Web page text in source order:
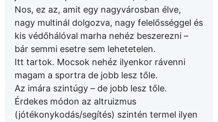
Nos, ez az, amit egy nagyvárosban élve,
nagy multinál dolgozva, nagy felelősséggel és
kis védőhálóval marha nehéz beszerezni –
bár semmi esetre sem lehetetelen.
Itt tartok. Mocsok nehéz ilyenkor rávenni
magam a sportra de jobb lesz tőle.
Az imára szintúgy – de jobb lesz tőle.
Érdekes módon az altruizmus
(jótékonykodás/segítés) szintén termel ilyen